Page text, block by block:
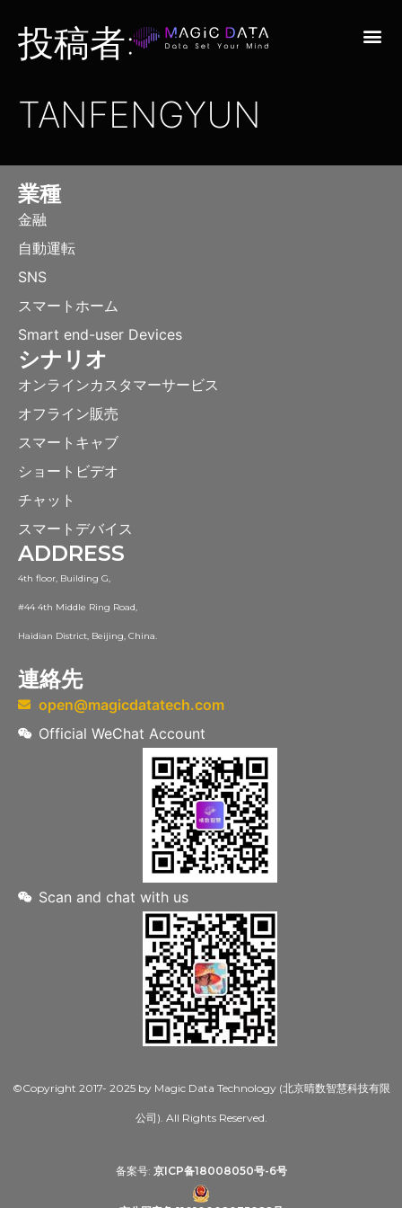
投稿者:
TANFENGYUN
業種
金融
自動運転
SNS
スマートホーム
Smart end-user Devices
シナリオ
オンラインカスタマーサービス
オフライン販売
スマートキャブ
ショートビデオ
チャット
スマートデバイス
ADDRESS
4th floor, Building G,
#44 4th Middle Ring Road,
Haidian District, Beijing, China.
連絡先
open@magicdatatech.com
Official WeChat Account
Scan and chat with us
©Copyright 2017- 2025 by Magic Data Technology (北京晴数智慧科技有限
公司). All Rights Reserved.
备案号: 京ICP备18008050号-6号